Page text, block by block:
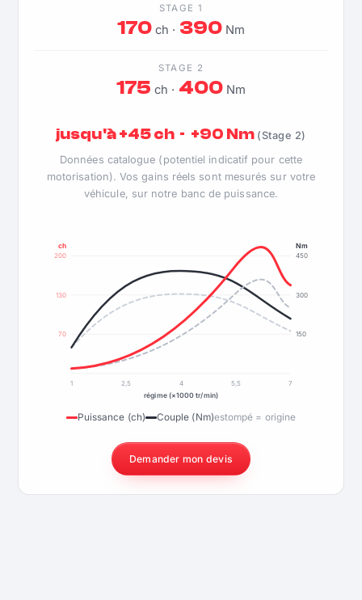
STAGE 1
170 ch · 390Nm
STAGE 2
175 ch · 400Nm
jusqu'à +45 ch · +90 Nm (Stage 2)
Données catalogue (potentiel indicatif pour cette
motorisation). Vos gains réels sont mesurés sur votre
véhicule, sur notre banc de puissance.
70
130
200
150
300
450
ch Nm
1 2,5 4 5,5
7
régime (×1000 tr/min)
Puissance (ch) Couple (Nm)estompé = origine
Demander mon devis